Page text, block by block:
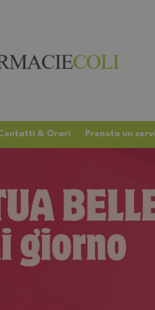
& Orari Prenota un